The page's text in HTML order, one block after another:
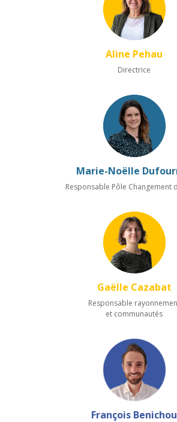
Aline Pehau
Directrice
Marie-Noëlle
Responsable Pôle Changement
Gaëlle Cazabat
Responsable
et communautés
François Benichou